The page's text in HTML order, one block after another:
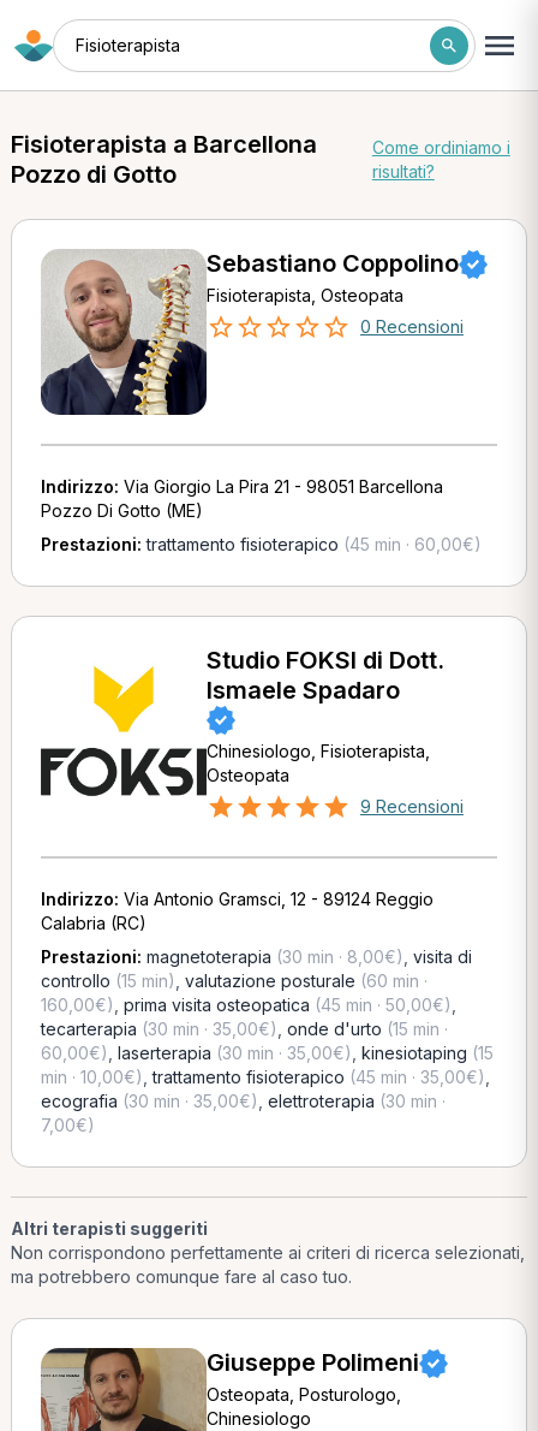
Fisioterapista
Fisioterapista a Barcellona
Pozzo di Gotto
Come ordiniamo i
risultati?
Sebastiano Coppolino
Fisioterapista, Osteopata
0 Recensioni
Indirizzo: Via Giorgio La Pira 21 - 98051 Barcellona
Pozzo Di Gotto (ME)
Prestazioni:trattamento fisioterapico (45 min · 60,00€)
Studio FOKSI di Dott.
Ismaele Spadaro
Chinesiologo, Fisioterapista,
Osteopata
9 Recensioni
Indirizzo: Via Antonio Gramsci, 12 - 89124 Reggio
Calabria (RC)
Prestazioni: magnetoterapia (30 min · 8,00€) visita di
controllo (15 min) valutazione posturale (60 min ·
160,00€) prima visita osteopatica (45 min · 50,00€)
tecarterapia (30 min · 35,00€) onde d'urto (15 min ·
60,00€) laserterapia (30 min · 35,00€) kinesiotaping (15
min · 10,00€) ,trattamento fisioterapico (45 min · 35,00€)
ecografia (30 min · 35,00€) elettroterapia (30 min ·
7,00€)
Altri terapisti suggeriti
Non corrispondono perfettamente ai criteri di ricerca selezionati,
ma potrebbero comunque fare al caso tuo.
Giuseppe Polimeni
Osteopata, Posturologo,
Chinesiologo